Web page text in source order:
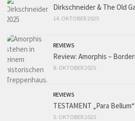
Dirkschneider & The Old
14. OKTOBER 2025
REVIEWS
Review: Amorphis –
8. OKTOBER 2025
REVIEWS
TESTAMENT „Para
5. OKTOBER 2025